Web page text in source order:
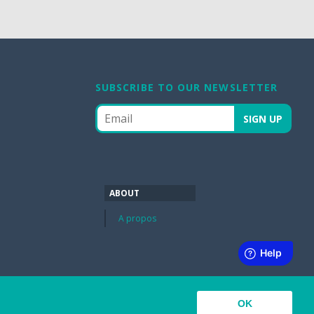
OK
SUBSCRIBE TO OUR NEWSLETTER
ABOUT
A propos